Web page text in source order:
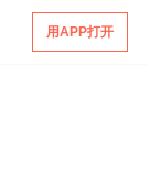
用APP打开